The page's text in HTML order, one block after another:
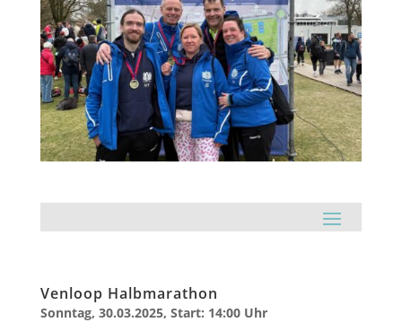
Venloop Halbmarathon
Sonntag, 30.03.2025, Start: 14:00 Uhr